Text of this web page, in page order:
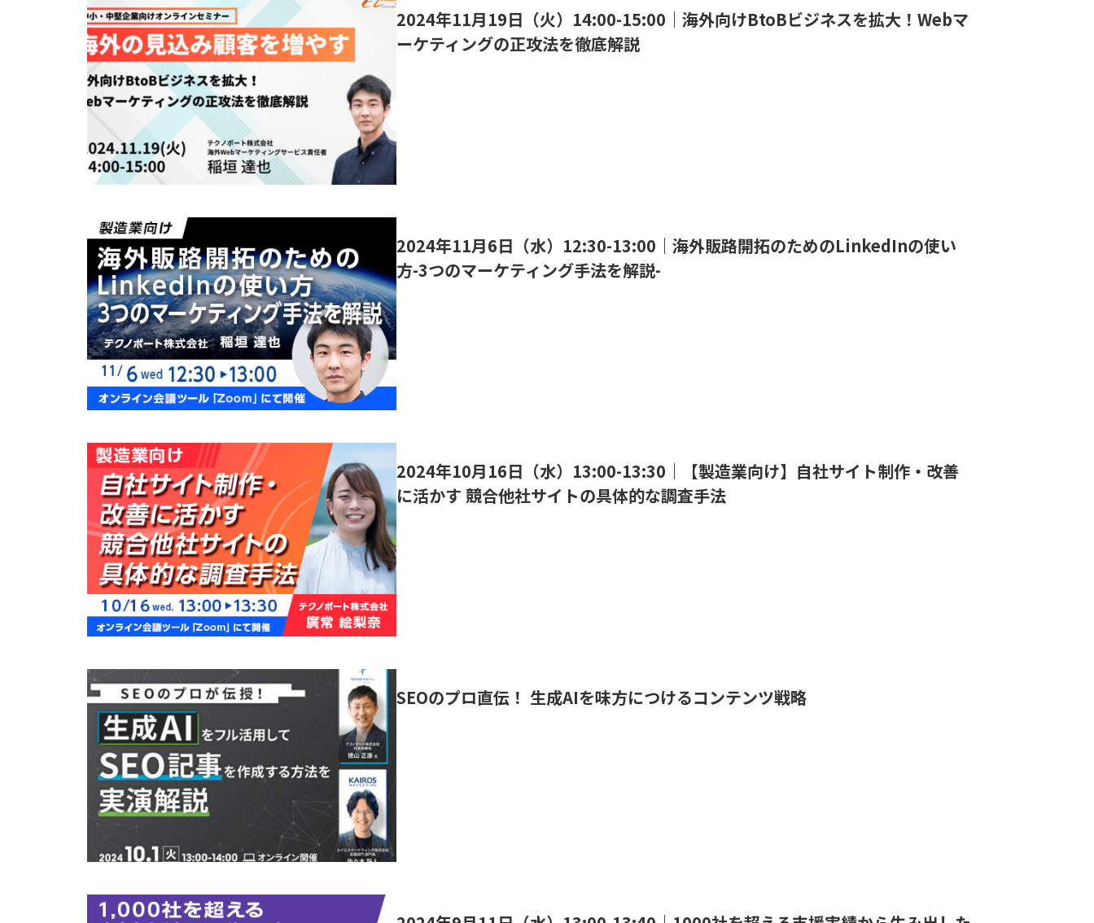
2024年11月19日（火）14:00-15:00｜海外向けBtoBビジネスを拡大！Webマ
ーケティングの正攻法を徹底解説
2024年11月6日（水）12:30-13:00｜海外販路開拓のためのLinkedInの使い
方-3つのマーケティング手法を解説-
2024年10月16日（水）13:00-13:30｜【製造業向け】自社サイト制作・改善
に活かす 競合他社サイトの具体的な調査手法
SEOのプロ直伝！ 生成AIを味方につけるコンテンツ戦略